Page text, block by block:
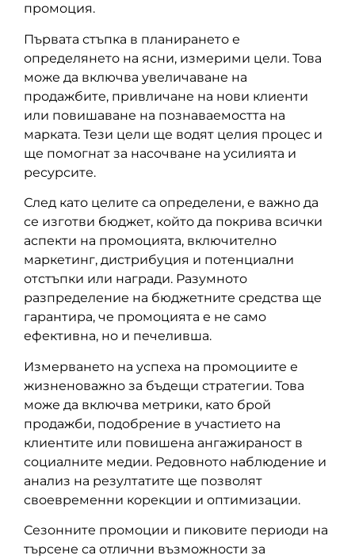
промоция.
Първата стъпка в планирането е
определянето на ясни, измерими цели. Това
може да включва увеличаване на
продажбите, привличане на нови клиенти
или повишаване на познаваемостта на
марката. Тези цели ще водят целия процес и
ще помогнат за насочване на усилията и
ресурсите.
След като целите са определени, е важно да
се изготви бюджет, който да покрива всички
аспекти на промоцията, включително
маркетинг, дистрибуция и потенциални
отстъпки или награди. Разумното
разпределение на бюджетните средства ще
гарантира, че промоцията е не само
ефективна, но и печеливша.
Измерването на успеха на промоциите е
жизненоважно за бъдещи стратегии. Това
може да включва метрики, като брой
продажби, подобрение в участието на
клиентите или повишена ангажираност в
социалните медии. Редовното наблюдение и
анализ на резултатите ще позволят
своевременни корекции и оптимизации.
Сезонните промоции и пиковите периоди на
търсене са отлични възможности за